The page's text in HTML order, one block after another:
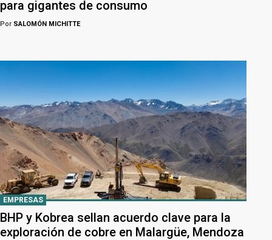
para gigantes de consumo
Por SALOMÓN MICHITTE
EMPRESAS
BHP y Kobrea sellan acuerdo clave para la
exploración de cobre en Malargüe, Mendoza